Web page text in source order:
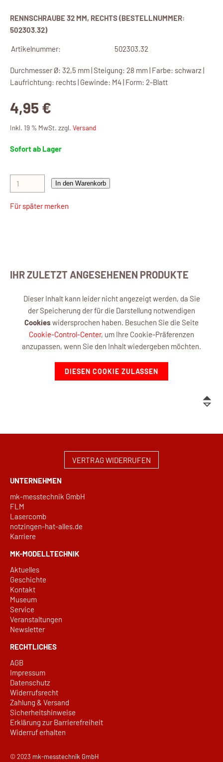
RENNSCHRAUBE 32 MM, RECHTS (BESTELLNUMMER:
502303.32)
Artikelnummer: 502303.32
Durchmesser Ø: 32,5 mm | Steigung: 28 mm | Farbe: schwarz |
Laufrichtung: rechts | Gewinde: M4 | Form: 2-Blatt
4,95 €
Inkl. 19 % MwSt. zzgl. Versand
Sofort ab Lager
In den Warenkorb
Für später merken
IHR ZULETZT ANGESEHENEN PRODUKTE
Dieser Inhalt kann leider nicht angezeigt werden, da Sie
der Speicherung der für die Darstellung notwendigen
Cookies widersprochen haben. Besuchen Sie die Seite
Cookie-Control-Center, um Ihre Cookie-Präferenzen
anzupassen, wenn Sie den Inhalt wiedergeben möchten.
DIESEN COOKIE ZULASSEN
VERTRAG WIDERRUFEN
UNTERNEHMEN
mk-messtechnik GmbH
FLM
Lasercomb
notzingen-hat-alles.de
Karriere
MK-MODELLTECHNIK
Aktuelles
Geschichte
Kontakt
Museum
Service
Veranstaltungen
Newsletter
RECHTLICHES
AGB
Impressum
Datenschutz
Widerrufsrecht
Zahlung & Versand
Sicherheitshinweise
Erklärung zur Barrierefreiheit
Widerruf erhalten
© 2023 mk-messtechnik GmbH